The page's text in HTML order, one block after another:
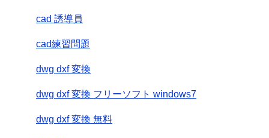
cad 誘導員
cad練習問題
dwg dxf 変換
dwg dxf 変換 フリーソフト windows7
dwg dxf 変換 無料